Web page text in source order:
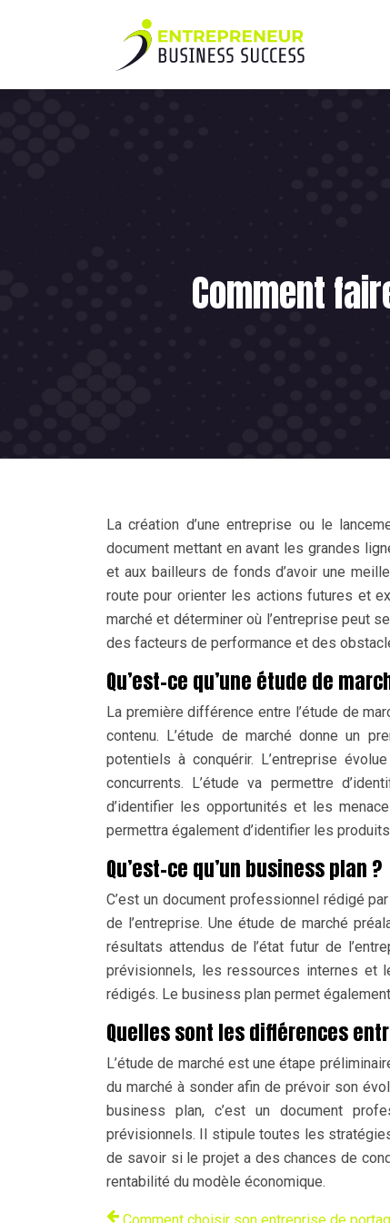
Comment
La création d’une entreprise ou le
document mettant en avant les grandes
et aux bailleurs de fonds d’avoir une
route pour orienter les actions futures et
marché et déterminer où l’entreprise peut
des facteurs de performance et des
Qu’est-ce qu’une étude de
La première différence entre l’étude de
contenu. L’étude de marché donne un
potentiels à conquérir. L’entreprise
concurrents. L’étude va permettre
d’identifier les opportunités et les
permettra également d’identifier les
Qu’est-ce qu’un business plan ?
C’est un document professionnel rédigé
de l’entreprise. Une étude de marché
résultats attendus de l’état futur de
prévisionnels, les ressources internes et
rédigés. Le business plan permet
Quelles sont les différences
L’étude de marché est une étape
du marché à sonder afin de prévoir son
business plan, c’est un document
prévisionnels. Il stipule toutes les
de savoir si le projet a des chances de
rentabilité du modèle économique.